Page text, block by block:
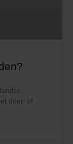
doen of